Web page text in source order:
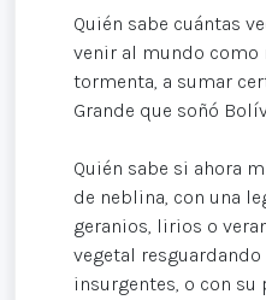
Quién sabe cuántas
venir al mundo como
tormenta, a sumar
Grande que soñó
Quién sabe si ahora
de neblina, con una
geranios, lirios o
vegetal
insurgentes, o con su